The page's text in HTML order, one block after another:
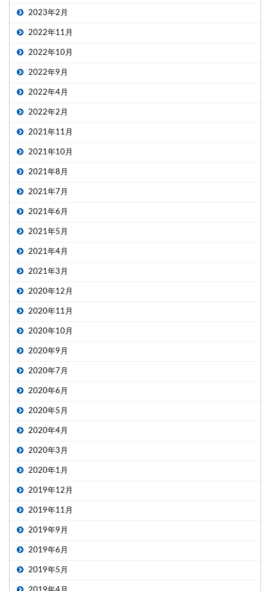
2023年2月
2022年11月
2022年10月
2022年9月
2022年4月
2022年2月
2021年11月
2021年10月
2021年8月
2021年7月
2021年6月
2021年5月
2021年4月
2021年3月
2020年12月
2020年11月
2020年10月
2020年9月
2020年7月
2020年6月
2020年5月
2020年4月
2020年3月
2020年1月
2019年12月
2019年11月
2019年9月
2019年6月
2019年5月